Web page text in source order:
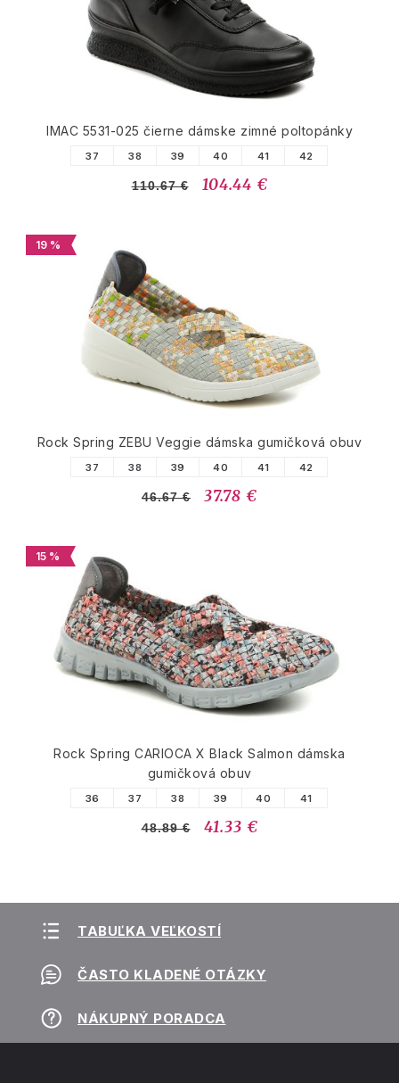
IMAC 5531-025 čierne dámske zimné poltopánky
37 38 39 40 41 42
110.67 € 104.44 €
19 %
Rock Spring ZEBU Veggie dámska gumičková obuv
37 38 39 40 41 42
46.67 € 37.78 €
15 %
Rock Spring CARIOCA X Black Salmon dámska
gumičková obuv
36 37 38 39 40 41
48.89 € 41.33 €
TABUĽKA VEĽKOSTÍ
ČASTO KLADENÉ OTÁZKY
NÁKUPNÝ PORADCA